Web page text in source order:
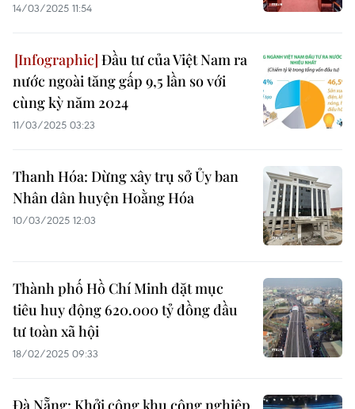
14/03/2025 11:54
Đầu tư của Việt Nam ra
nước ngoài tăng gấp 9,5 lần so với
cùng kỳ năm 2024
11/03/2025 03:23
Thanh Hóa: Dừng xây trụ sở Ủy ban
Nhân dân huyện Hoằng Hóa
10/03/2025 12:03
Thành phố Hồ Chí Minh đặt mục
tiêu huy động 620.000 tỷ đồng đầu
tư toàn xã hội
18/02/2025 09:33
Đà Nẵng: Khởi công khu công nghiệp